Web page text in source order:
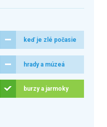
keď je zlé počasie
hrady a múzeá
burzy a jarmoky